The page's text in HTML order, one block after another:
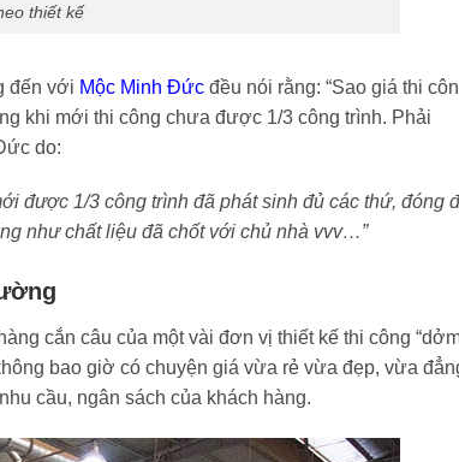
thiết kế
đến với Mộc Minh Đức đều nói rằng: “Sao giá thi
khi mới thi công chưa được 1/3 công trình. Phải
do:
được 1/3 công trình đã phát sinh đủ các thứ, đóng
như chất liệu đã chốt với chủ nhà vvv…”
cắn câu của một vài đơn vị thiết kế thi công
bao giờ có chuyện giá vừa rẻ vừa đẹp, vừa
cầu, ngân sách của khách hàng.